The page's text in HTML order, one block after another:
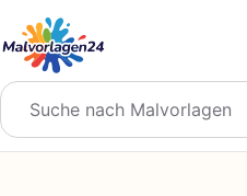
Inhalt
springen